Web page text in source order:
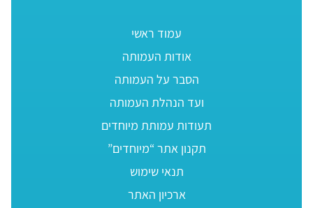
עמוד ראשי
אודות העמותה
הסבר על העמותה
ועד הנהלת העמותה
תעודות עמותת מיוחדים
תקנון אתר “מיוחדים”
תנאי שימוש
ארכיון האתר